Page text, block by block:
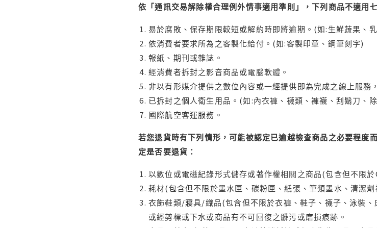
依「通訊交易解除權合理例外情事適用準則」，下列商品不適用
易於腐敗、保存期限較短或解約時即將逾期。(如:生鮮蔬果、
依消費者要求所為之客製化給付。(如:客製印章、鋼筆刻字)
報紙、期刊或雜誌。
經消費者拆封之影音商品或電腦軟體。
非以有形媒介提供之數位內容或一經提供即為完成之線上服務
已拆封之個人衛生用品。(如:內衣褲、襪類、褲襪、刮鬍刀、
國際航空客運服務。
若您退貨時有下列情形，可能被認定已逾越檢查商品之必要程
定是否要退貨：
以數位或電磁紀錄形式儲存或著作權相關之商品(包含但不限
耗材(包含但不限於墨水匣、碳粉匣、紙張、筆類墨水、清潔
衣飾鞋類/寢具/織品(包含但不限於衣褲、鞋子、襪子、泳裝
或經剪標或下水或商品有不可回復之髒污或磨損痕跡。